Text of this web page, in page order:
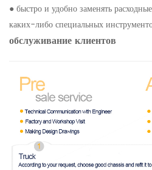
● быстро и удобно заменять
каких-либо специальных
обслуживание клиентов